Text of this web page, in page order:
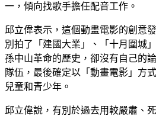
一，傾向找歌手擔任配音工作。
邱立偉表示，這個動畫電影的創意
別拍了「建國大業」、「十月圍城
孫中山革命的歷史，卻沒有自己的
隊伍，最後確定以「動畫電影」方
兒童和青少年。
邱立偉說，有別於過去用較嚴肅、